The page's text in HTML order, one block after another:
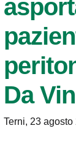
Da
Terni, 23 agosto